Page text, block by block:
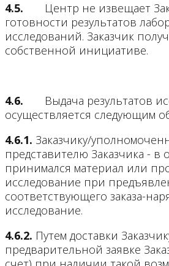
4.5. Центр не извещает
готовности результатов
исследований. Заказчик
собственной инициативе.
4.6. Выдача результатов
осуществляется следующим
4.6.1. Заказчику/
представителю Заказчика - в
принимался материал или
исследование при
соответствующего заказа-
исследование.
4.6.2. Путем доставки
предварительной заявке